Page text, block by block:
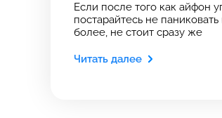
Если после того как айфон
постарайтесь не
более, не стоит сразу же
Читать далее